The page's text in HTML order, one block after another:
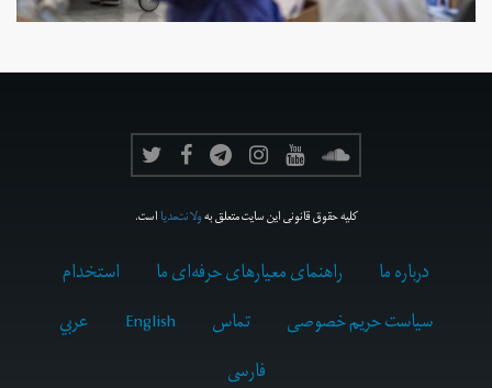
کلیه حقوق قانونی این سایت متعلق بهولانت‌مدیااست.
درباره ما راهنمای معیارهای حرفه‌ای ما
استخدام
سیاست حریم خصوصی
تماس English
عربي
فارسى